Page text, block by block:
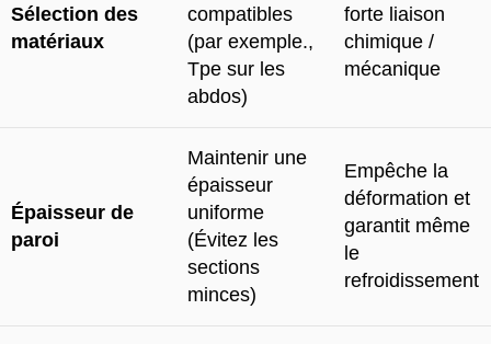
Sélection des
matériaux
compatibles
(par exemple.,
Tpe sur les
abdos)
forte liaison
chimique /
mécanique
Épaisseur de
paroi
Maintenir une
épaisseur
uniforme
(Évitez les
sections
minces)
Empêche la
déformation et
garantit même
le
refroidissement